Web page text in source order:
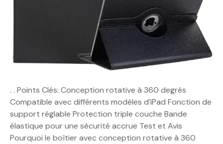
. . Points Clés: Conception rotative à 360 degrés
Compatible avec différents modèles d’iPad Fonction de
support réglable Protection triple couche Bande
élastique pour une sécurité accrue Test et Avis
Pourquoi le boîtier avec conception rotative à 360